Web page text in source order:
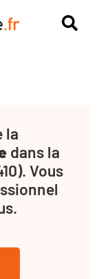
la
dans la
Vous